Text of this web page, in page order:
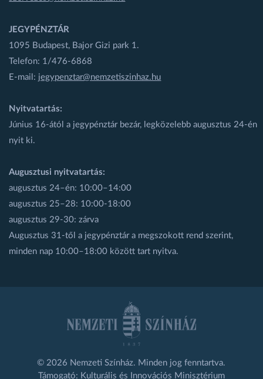
JEGYPÉNZTÁR
1095 Budapest, Bajor Gizi park 1.
Telefon: 1/476-6868
E-mail: jegypenztar@nemzetiszinhaz.hu
Nyitvatartás:
Június 16-ától a jegypénztár bezár, legközelebb augusztus 24-én
nyit ki.
Augusztusi nyitvatartás:
augusztus 24–én: 10:00–14:00
augusztus 25–28: 10:00-18:00
augusztus 29-30: zárva
Augusztus 31-től a jegypénztár a megszokott rend szerint,
minden nap 10:00–18:00 között tart nyitva.
© 2026 Nemzeti Színház. Minden jog fenntartva.
Támogató: Kulturális és Innovációs Minisztérium